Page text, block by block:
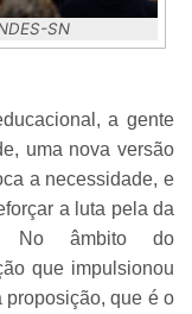
SN
a gente
uma nova versão
a necessidade, e
a luta pela da
No âmbito do
que impulsionou
proposição, que é o